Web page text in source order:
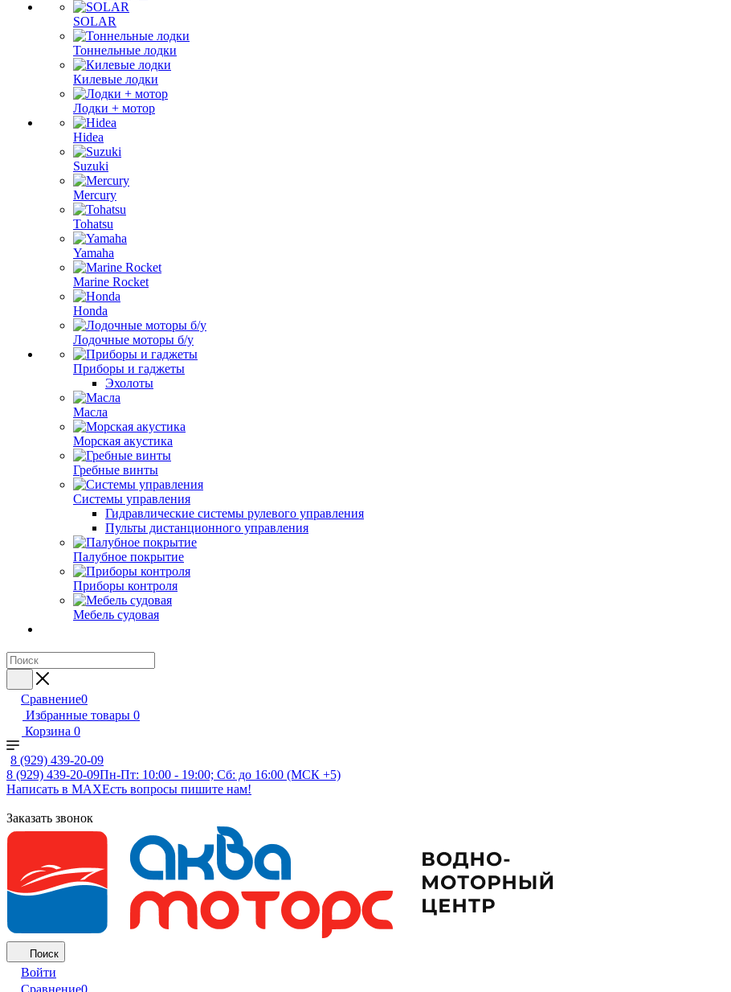
SOLAR
Тоннельные лодки
Килевые лодки
Лодки + мотор
Hidea
Suzuki
Mercury
Tohatsu
Yamaha
Marine Rocket
Honda
Лодочные моторы б/у
Приборы и гаджеты
Эхолоты
Масла
Морская акустика
Гребные винты
Системы управления
Гидравлические системы рулевого управления
Пульты дистанционного управления
Палубное покрытие
Приборы контроля
Мебель судовая
Сравнение0
Избранные товары 0
Корзина 0
8 (929) 439-20-09
8 (929) 439-20-09Пн-Пт: 10:00 - 19:00; Сб: до 16:00 (МСК +5)
Написать в MAXЕсть вопросы пишите нам!
Заказать звонок
Поиск
Войти
Сравнение0